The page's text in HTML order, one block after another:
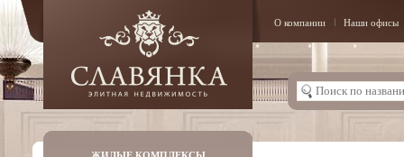
О компании Наши офисы